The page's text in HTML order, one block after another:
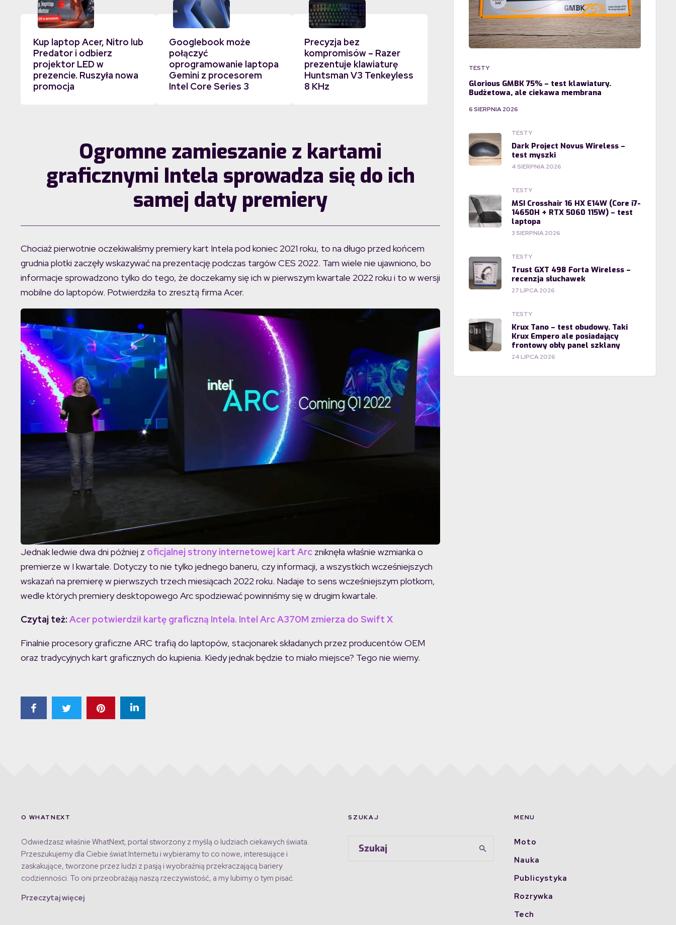
Kup laptop Acer, Nitro lub
Predator i odbierz
projektor LED w
prezencie. Ruszyła nowa
promocja
Googlebook może
połączyć
oprogramowanie laptopa
Gemini z procesorem
Intel Core Series 3
Precyzja bez
kompromisów – Razer
prezentuje klawiaturę
Huntsman V3 Tenkeyless
8 KHz
Ogromne zamieszanie z kartami
graficznymi Intela sprowadza się do ich
samej daty premiery
Chociaż pierwotnie oczekiwaliśmy premiery kart Intela pod koniec 2021 roku, to na długo przed końcem
grudnia plotki zaczęły wskazywać na prezentację podczas targów CES 2022. Tam wiele nie ujawniono, bo
informacje sprowadzono tylko do tego, że doczekamy się ich w pierwszym kwartale 2022 roku i to w wersji
mobilne do laptopów. Potwierdziła to zresztą firma Acer.
Jednak ledwie dwa dni później z oficjalnej strony internetowej kart Arc zniknęła właśnie wzmianka o
premierze w I kwartale. Dotyczy to nie tylko jednego baneru, czy informacji, a wszystkich wcześniejszych
wskazań na premierę w pierwszych trzech miesiącach 2022 roku. Nadaje to sens wcześniejszym plotkom,
wedle których premiery desktopowego Arc spodziewać powinniśmy się w drugim kwartale.
Czytaj też: Acer potwierdził kartę graficzną Intela. Intel Arc A370M zmierza do Swift X
Finalnie procesory graficzne ARC trafią do laptopów, stacjonarek składanych przez producentów OEM
oraz tradycyjnych kart graficznych do kupienia. Kiedy jednak będzie to miało miejsce? Tego nie wiemy.
TESTY
Glorious GMBK 75% – test klawiatury.
Budżetowa, ale ciekawa membrana
6 SIERPNIA 2026
TESTY
Dark Project Novus Wireless –
test myszki
4 SIERPNIA 2026
TESTY
MSI Crosshair 16 HX E14W (Core i7-
14650H + RTX 5060 115W) – test
laptopa
3 SIERPNIA 2026
TESTY
Trust GXT 498 Forta Wireless –
recenzja słuchawek
27 LIPCA 2026
TESTY
Krux Tano – test obudowy. Taki
Krux Empero ale posiadający
frontowy obły panel szklany
24 LIPCA 2026
O WHATNEXT
Odwiedzasz właśnie WhatNext, portal stworzony z myślą o ludziach ciekawych świata.
Przeszukujemy dla Ciebie świat Internetu i wybieramy to co nowe, interesujące i
zaskakujące, tworzone przez ludzi z pasją i wyobraźnią przekraczającą bariery
codzienności. To oni przeobrażają naszą rzeczywistość, a my lubimy o tym pisać.
Przeczytaj więcej
SZUKAJ MENU
Moto
Nauka
Publicystyka
Rozrywka
Tech